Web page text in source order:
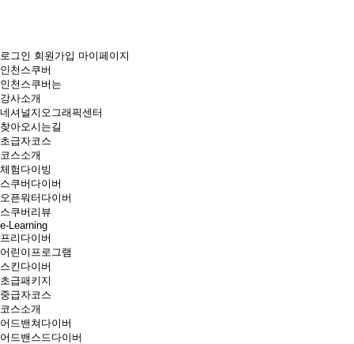
로그인 회원가입 마이페이지
인천스쿠버
인천스쿠버는
강사소개
네셔널지오그래픽센터
찾아오시는길
초급자코스
코스소개
체험다이빙
스쿠버다이버
오픈워터다이버
스쿠버리뷰
e-Learning
프리다이버
어린이프로그램
스킨다이버
초급패키지
중급자코스
코스소개
어드밴쳐다이버
어드밴스드다이버